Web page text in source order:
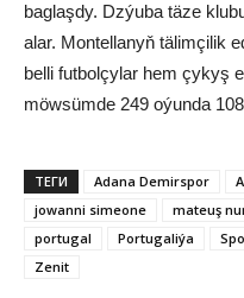
baglaşdy. Dzýuba täze
alar. Montellanyň tälimçilik
belli futbolçylar hem çykyş
möwsümde 249 oýunda
ТЕГИ Adana Demirspor
jowanni simeone
mateuş
portugal
Portugaliýa
Zenit